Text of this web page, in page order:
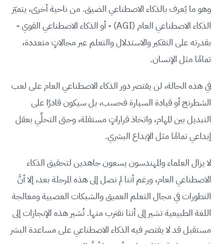
وهو ما يُعرف بالذكاء الاصطناعي الضيق. من ناحية أخرى، يتميّز
الذكاء الاصطناعي العام (AGI) - أو الذكاء الاصطناعي القوي -
بقدرته على التفكير والاستدلال والتعلم عبر مجالاتٍ متعددة،
تمامًا مثل الإنسان.
في هذه الحالة، لن يقتصر دور الذكاء الاصطناعي العام على لعب
الشطرنج أو قيادة السيارة فحسب، بل سيكون قادرًا على
التبديل بين المهام، واتخاذ قراراتٍ مستقلة، وحتى التحلِّي بعقل
إبداعي تمامًا مثل الإبداع البشري.
لا يزال العلماء والمهندسون يسعون جاهدين لتحقيق الذكاء
الاصطناعي العام، ورغم أننا لم نصل إلى هذه المرحلة بعد، إلا أنَّ
التطورات في مجال التعلم العميق والشبكات العصبية ومعالجة
اللغة الطبيعية تشير إلى أننا نقترب منها. تُشير هذه الإنجازات إلى
مستقبل قد لا يقتصر فيه الذكاء الاصطناعي على مساعدة البشر